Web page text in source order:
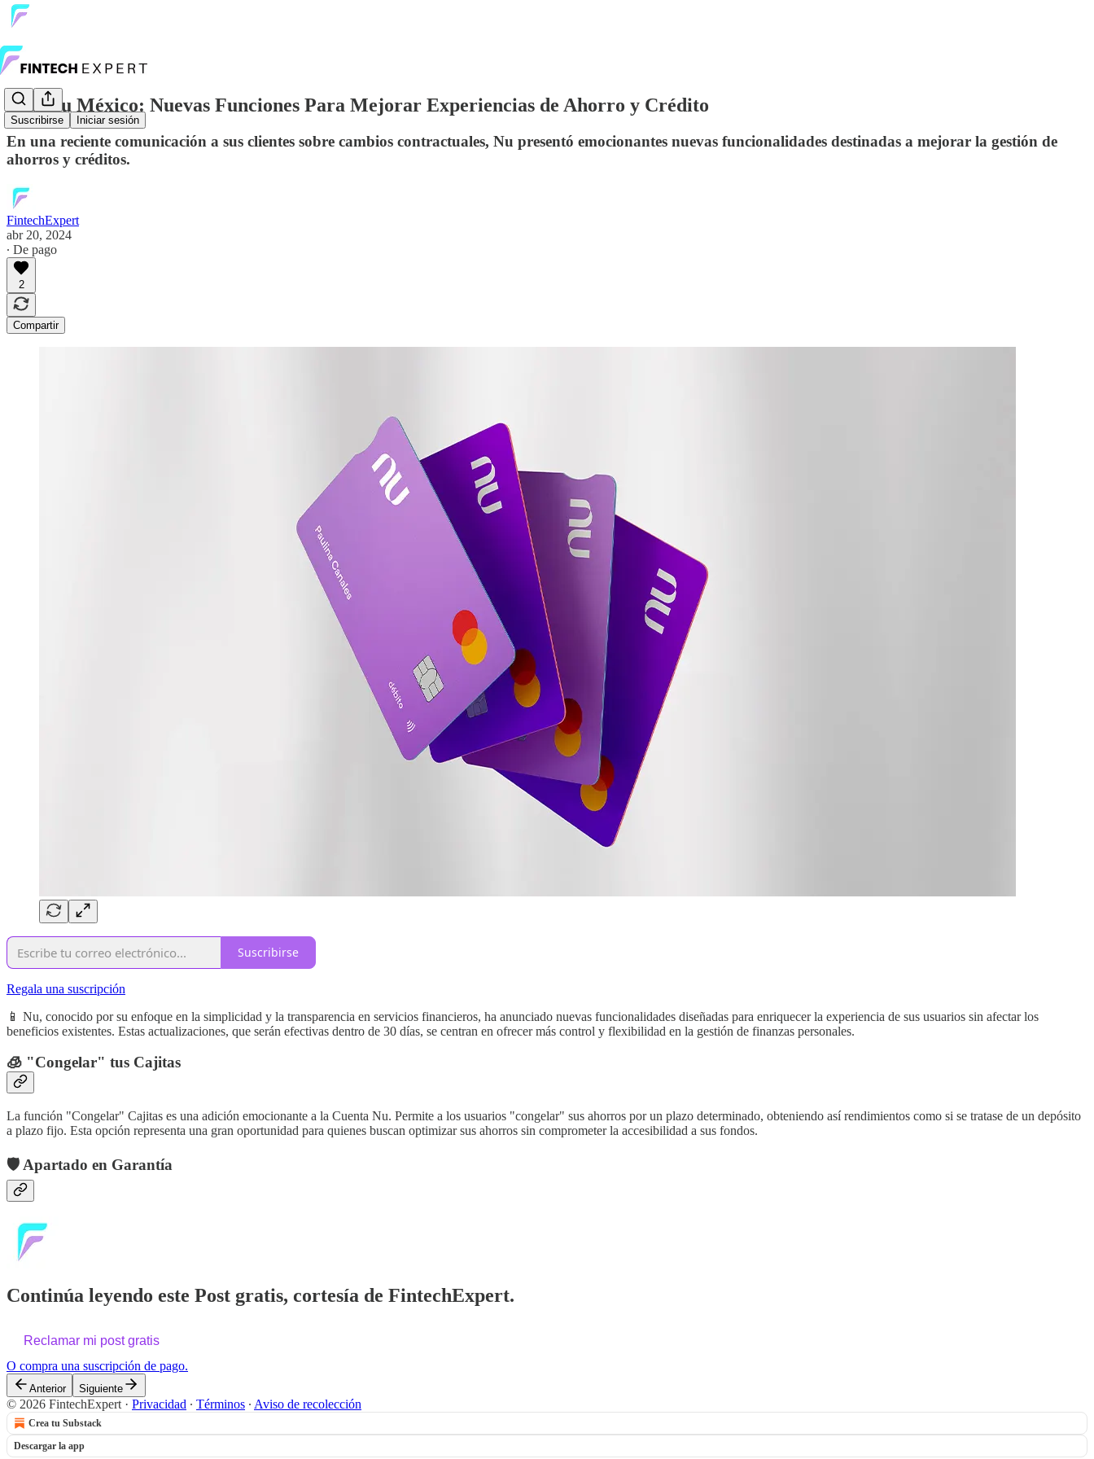
Suscribirse Iniciar sesión
🚀✨ Nu México: Nuevas Funciones Para Mejorar Experiencias de Ahorro y Crédito
En una reciente comunicación a sus clientes sobre cambios contractuales, Nu presentó emocionantes nuevas funcionalidades destinadas a mejorar la gestión de
ahorros y créditos.
FintechExpert
abr 20, 2024
∙ De pago
2
Compartir
Suscribirse
Regala una suscripción
📱 Nu, conocido por su enfoque en la simplicidad y la transparencia en servicios financieros, ha anunciado nuevas funcionalidades diseñadas para enriquecer la experiencia de sus usuarios sin afectar los
beneficios existentes. Estas actualizaciones, que serán efectivas dentro de 30 días, se centran en ofrecer más control y flexibilidad en la gestión de finanzas personales.
🧊 "Congelar" tus Cajitas
La función "Congelar" Cajitas es una adición emocionante a la Cuenta Nu. Permite a los usuarios "congelar" sus ahorros por un plazo determinado, obteniendo así rendimientos como si se tratase de un depósito
a plazo fijo. Esta opción representa una gran oportunidad para quienes buscan optimizar sus ahorros sin comprometer la accesibilidad a sus fondos.
🛡️ Apartado en Garantía
Continúa leyendo este Post gratis, cortesía de FintechExpert.
Reclamar mi post gratis
O compra una suscripción de pago.
Anterior Siguiente
© 2026 FintechExpert · Privacidad ∙ Términos ∙ Aviso de recolección
Crea tu Substack
Descargar la app